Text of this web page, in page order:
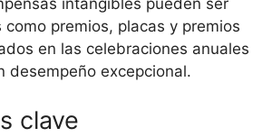
intangibles pueden ser
como premios, placas y premios
en las celebraciones anuales
desempeño excepcional.
clave